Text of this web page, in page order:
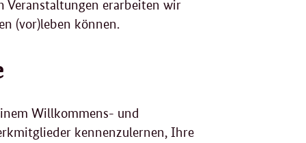
Veranstaltungen erarbeiten wir
(vor)leben können.
Willkommens- und
kennenzulernen, Ihre